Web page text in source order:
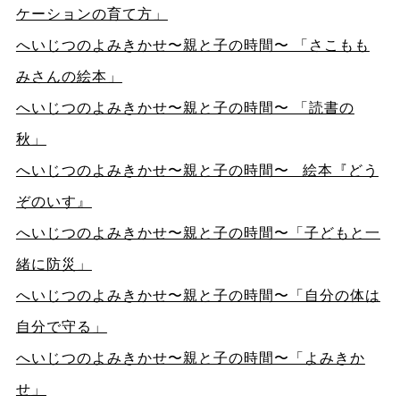
ケーションの育て方」
へいじつのよみきかせ〜親と子の時間〜 「さこもも
みさんの絵本」
へいじつのよみきかせ〜親と子の時間〜 「読書の
秋」
へいじつのよみきかせ〜親と子の時間〜 絵本『どう
ぞのいす』
へいじつのよみきかせ〜親と子の時間〜「子どもと一
緒に防災」
へいじつのよみきかせ〜親と子の時間〜「自分の体は
自分で守る」
へいじつのよみきかせ〜親と子の時間〜「よみきか
せ 」